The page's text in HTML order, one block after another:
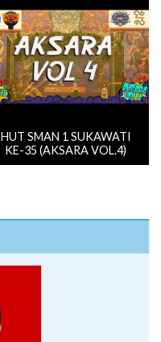
HUT SMAN 1 SUKAWATI
KE-35 (AKSARA VOL.4)